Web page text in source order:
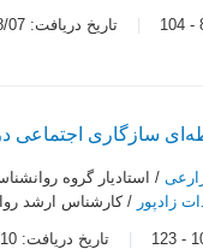
-
104 تاریخ دریافت: 1397/08/07
سازگاری اجتماعی
/ استادیار گروه
زادپور / کارشناس ارشد
-
123 تاریخ دریافت: 1397/10/10